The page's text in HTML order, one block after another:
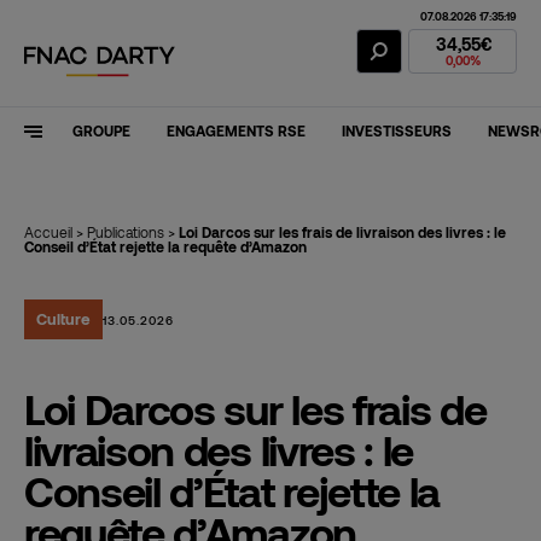
Action Fnac
07.08.2026 17:35:19
34,55€
0,00%
GROUPE ENGAGEMENTS RSE INVESTISSEURS
Accueil > Publications > Loi Darcos sur les frais de livraison des livres : le
Conseil d’État rejette la requête d’Amazon
Culture 13.05.2026
Loi Darcos sur les frais de
livraison des livres : le
Conseil d’État rejette la